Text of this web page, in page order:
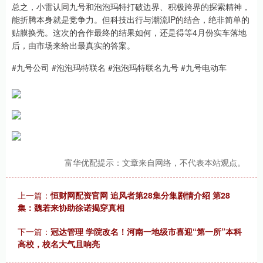
总之，小雷认同九号和泡泡玛特打破边界、积极跨界的探索精神，
能折腾本身就是竞争力。但科技出行与潮流IP的结合，绝非简单的
贴膜换壳。这次的合作最终的结果如何，还是得等4月份实车落地
后，由市场来给出最真实的答案。
#九号公司 #泡泡玛特联名 #泡泡玛特联名九号 #九号电动车
富华优配提示：文章来自网络，不代表本站观点。
上一篇：恒财网配资官网 追风者第28集分集剧情介绍 第28
集：魏若来协助徐诺揭穿真相
下一篇： 冠达管理 学院改名！河南一地级市喜迎“第一所”本科
高校，校名大气且响亮